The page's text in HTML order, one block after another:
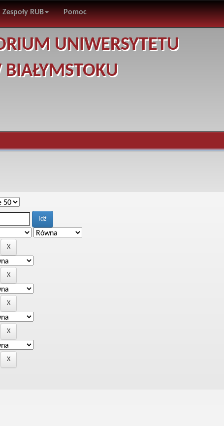
Zespoły RUB Pomoc
UNIWERSYTETU
BIAŁYMSTOKU